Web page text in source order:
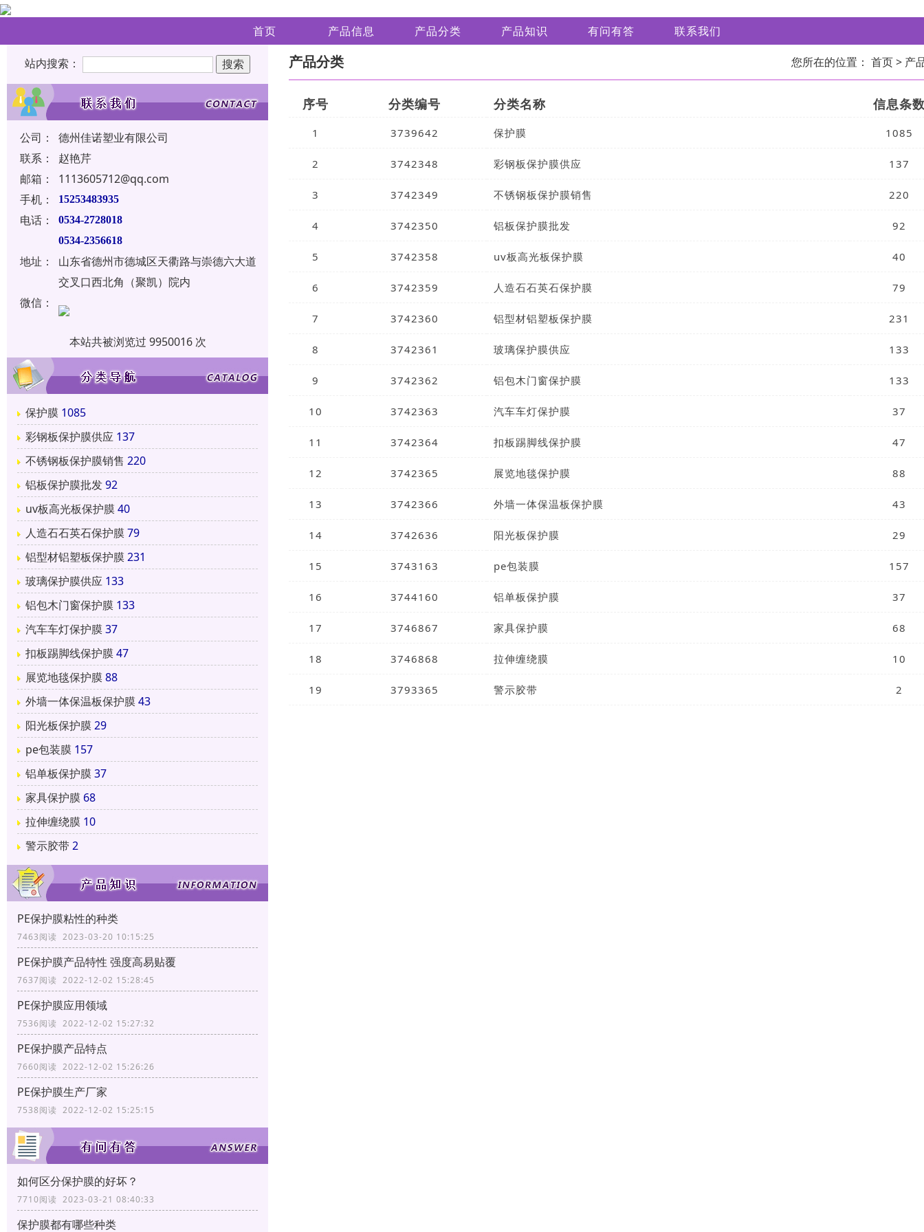
首页 产品信息 产品分类 产品知识 有问有答 联系我们
站内搜索：
公司：
德州佳诺塑业有限公司
联系：
赵艳芹
邮箱：
1113605712@qq.com
手机：
15253483935
电话：
0534-2728018
0534-2356618
地址：
山东省德州市德城区天衢路与崇德六大道
交叉口西北角（聚凯）院内
微信：
本站共被浏览过 9950016 次
保护膜 1085
彩钢板保护膜供应 137
不锈钢板保护膜销售 220
铝板保护膜批发92
uv板高光板保护膜40
人造石石英石保护膜79
铝型材铝塑板保护膜231
玻璃保护膜供应 133
铝包木门窗保护膜 133
汽车车灯保护膜37
扣板踢脚线保护膜47
展览地毯保护膜88
外墙一体保温板保护膜43
阳光板保护膜29
pe包装膜 157
铝单板保护膜37
家具保护膜 68
拉伸缠绕膜 10
警示胶带2
PE保护膜粘性的种类
7463阅读 2023-03-20 10:15:25
PE保护膜产品特性 强度高易贴覆
7637阅读 2022-12-02 15:28:45
PE保护膜应用领域
7536阅读 2022-12-02 15:27:32
PE保护膜产品特点
7660阅读 2022-12-02 15:26:26
PE保护膜生产厂家
7538阅读 2022-12-02 15:25:15
如何区分保护膜的好坏？
7710阅读 2023-03-21 08:40:33
保护膜都有哪些种类
产品分类 您所在的位置： 首页> 产
序号 分类编号 分类名称 信息条
1 3739642 保护膜 1085
2 3742348 彩钢板保护膜供应 137
3 3742349 不锈钢板保护膜销售 220
4 3742350 铝板保护膜批发 92
5 3742358 uv板高光板保护膜 40
6 3742359 人造石石英石保护膜 79
7 3742360 铝型材铝塑板保护膜 231
8 3742361 玻璃保护膜供应 133
9 3742362 铝包木门窗保护膜 133
10 3742363 汽车车灯保护膜 37
11 3742364 扣板踢脚线保护膜 47
12 3742365 展览地毯保护膜 88
13 3742366 外墙一体保温板保护膜 43
14 3742636 阳光板保护膜 29
15 3743163 pe包装膜 157
16 3744160 铝单板保护膜 37
17 3746867 家具保护膜 68
18 3746868 拉伸缠绕膜 10
19 3793365 警示胶带 2